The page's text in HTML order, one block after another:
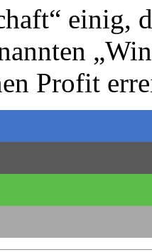
einig,
Profit